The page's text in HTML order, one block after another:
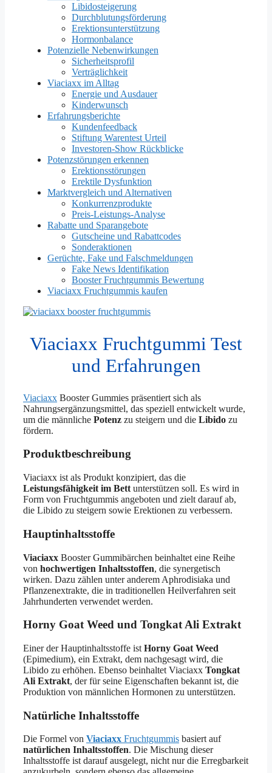
Libidosteigerung
Durchblutungsförderung
Erektionsunterstützung
Hormonbalance
Potenzielle Nebenwirkungen
Sicherheitsprofil
Verträglichkeit
Viaciaxx im Alltag
Energie und Ausdauer
Kinderwunsch
Erfahrungsberichte
Kundenfeedback
Stiftung Warentest Urteil
Investoren-Show Rückblicke
Potenzstörungen erkennen
Erektionsstörungen
Erektile Dysfunktion
Marktvergleich und Alternativen
Konkurrenzprodukte
Preis-Leistungs-Analyse
Rabatte und Sparangebote
Gutscheine und Rabattcodes
Sonderaktionen
Gerüchte, Fake und Falschmeldungen
Fake News Identifikation
Booster Fruchtgummis Bewertung
Viaciaxx Fruchtgummis kaufen
Viaciaxx Fruchtgummi Test
und Erfahrungen
Viaciaxx Booster Gummies präsentiert sich als
Nahrungsergänzungsmittel, das speziell entwickelt wurde,
um die männliche Potenz zu steigern und die Libido zu
fördern.
Produktbeschreibung
Viaciaxx ist als Produkt konzipiert, das die
Leistungsfähigkeit im Bett unterstützen soll. Es wird in
Form von Fruchtgummis angeboten und zielt darauf ab,
die Libido zu steigern sowie Erektionen zu verbessern.
Hauptinhaltsstoffe
Viaciaxx Booster Gummibärchen beinhaltet eine Reihe
von hochwertigen Inhaltsstoffen, die synergetisch
wirken. Dazu zählen unter anderem Aphrodisiaka und
Pflanzenextrakte, die in traditionellen Heilverfahren seit
Jahrhunderten verwendet werden.
Horny Goat Weed und Tongkat Ali Extrakt
Einer der Hauptinhaltsstoffe ist Horny Goat Weed
(Epimedium), ein Extrakt, dem nachgesagt wird, die
Libido zu erhöhen. Ebenso beinhaltet Viaciaxx Tongkat
Ali Extrakt, der für seine Eigenschaften bekannt ist, die
Produktion von männlichen Hormonen zu unterstützen.
Natürliche Inhaltsstoffe
Die Formel von Viaciaxx Fruchtgummis basiert auf
natürlichen Inhaltsstoffen. Die Mischung dieser
Inhaltsstoffe ist darauf ausgelegt, nicht nur die Erregbarkeit